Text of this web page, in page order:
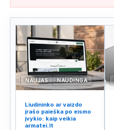
NAUJAS NAUDINGA
Liudininko ar vaizdo
įrašo paieška po eismo
įvykio: kaip veikia
armatei.lt